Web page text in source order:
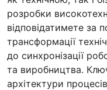
розробки
відповідатимете за
трансформації
до синхронізації
та виробництва.
архітектури